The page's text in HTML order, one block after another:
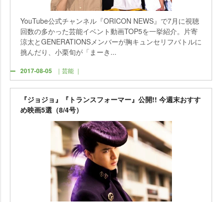
YouTube公式チャンネル『ORICON NEWS』で7月に視聴
回数の多かった芸能イベント動画TOP5を一挙紹介。片寄
涼太とGENERATIONSメンバーが胸キュンセリフバトルに
挑んだり、小栗旬が「まーき...
2017-08-05 ｜芸能 ｜
『ジョジョ』『トランスフォーマー』公開!! 今週末おすす
め映画5選（8/4号）